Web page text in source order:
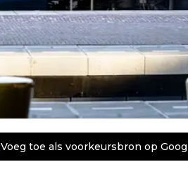
Voeg toe als voorkeursbron op